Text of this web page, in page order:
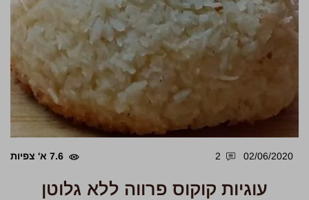
02/06/2020
2 7.6 א' צפיות
עוגיות קוקוס פרווה ללא גלוטן